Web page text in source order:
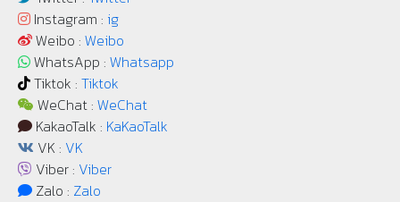
Instagram : ig
Weibo : Weibo
WhatsApp : Whatsapp
Tiktok : Tiktok
WeChat : WeChat
KakaoTalk : KaKaoTalk
VK : VK
Viber : Viber
Zalo : Zalo